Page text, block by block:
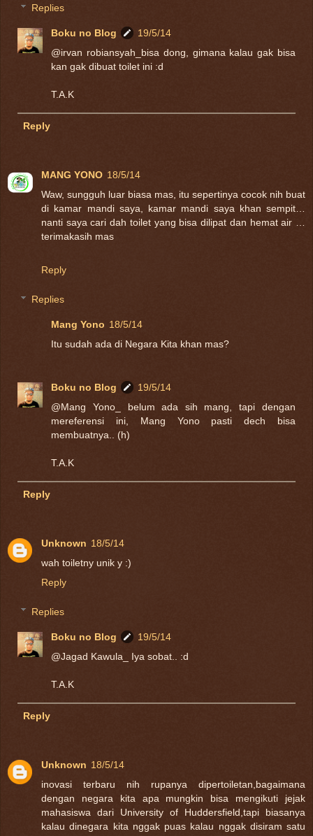
Replies
Boku no Blog
19/5/14
@irvan robiansyah_bisa dong, gimana kalau gak bisa
kan gak dibuat toilet ini :d
T.A.K
Reply
MANG YONO 18/5/14
Waw, sungguh luar biasa mas, itu sepertinya cocok nih buat
di kamar mandi saya, kamar mandi saya khan sempit…
nanti saya cari dah toilet yang bisa dilipat dan hemat air …
terimakasih mas
Reply
Replies
Mang Yono 18/5/14
Itu sudah ada di Negara Kita khan mas?
Boku no Blog
19/5/14
@Mang Yono_ belum ada sih mang, tapi dengan
mereferensi ini, Mang Yono pasti dech bisa
membuatnya.. (h)
T.A.K
Reply
Unknown 18/5/14
wah toiletny unik y :)
Reply
Replies
Boku no Blog
19/5/14
@Jagad Kawula_ Iya sobat.. :d
T.A.K
Reply
Unknown 18/5/14
inovasi terbaru nih rupanya dipertoiletan,bagaimana
dengan negara kita apa mungkin bisa mengikuti jejak
mahasiswa dari University of Huddersfield,tapi biasanya
kalau dinegara kita nggak puas kalau nggak disiram satu